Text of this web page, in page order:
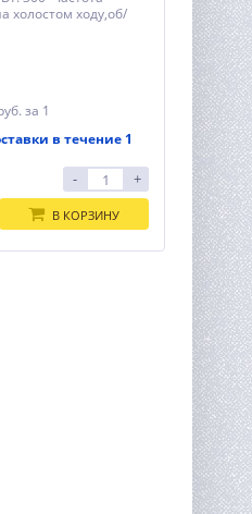
холостом ходу,об/
за 1
в течение 1
- +
В КОРЗИНУ